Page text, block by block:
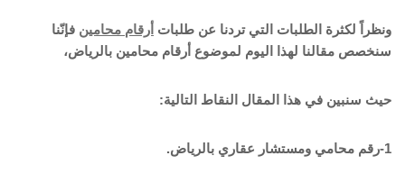
ونظراً لكثرة الطلبات التي تردنا عن طلبات أرقام محامين فإنّنا
سنخصص مقالنا لهذا اليوم لموضوع أرقام محامين بالرياض،
حيث سنبين في هذا المقال النقاط التالية:
1-رقم محامي ومستشار عقاري بالرياض.